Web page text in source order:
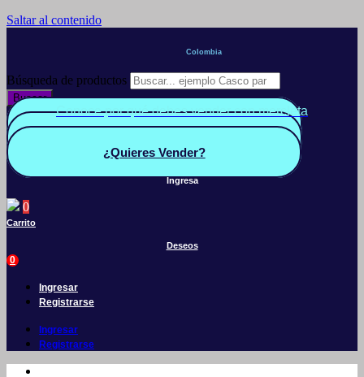
Saltar al contenido
Colombia
Búsqueda de productos
Buscar
Conoce por qué debes vender con mercleta
Quiero Vender
¿Quieres Vender?
Ingresa
0
Carrito
Deseos
0
Ingresar
Registrarse
Ingresar
Registrarse